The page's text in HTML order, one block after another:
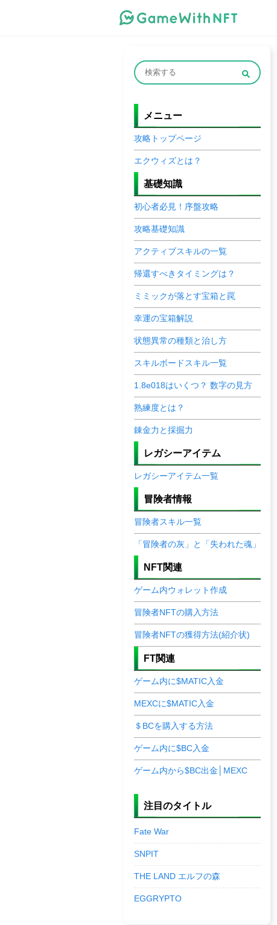
メニュー
攻略トップページ
エクウィズとは？
基礎知識
初心者必見！序盤攻略
攻略基礎知識
アクティブスキルの一覧
帰還すべきタイミングは？
ミミックが落とす宝箱と罠
幸運の宝箱解説
状態異常の種類と治し方
スキルボードスキル一覧
1.8e018はいくつ？ 数字の見方
熟練度とは？
錬金力と採掘力
レガシーアイテム
レガシーアイテム一覧
冒険者情報
冒険者スキル一覧
「冒険者の灰」と「失われた魂」
NFT関連
ゲーム内ウォレット作成
冒険者NFTの購入方法
冒険者NFTの獲得方法(紹介状)
FT関連
ゲーム内に$MATIC入金
MEXCに$MATIC入金
＄BCを購入する方法
ゲーム内に$BC入金
ゲーム内から$BC出金│MEXC
注目のタイトル
Fate War
SNPIT
THE LAND エルフの森
EGGRYPTO